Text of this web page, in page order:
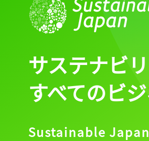
サステナビ
すべてのビ
Sustainable Japan